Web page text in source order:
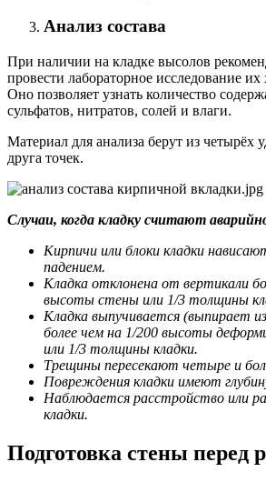
Анализ состава
При наличии на кладке высолов
провести лабораторное исследование их
Оно позволяет узнать количество
сульфатов, нитратов, солей и влаги.
Материал для анализа берут из четырёх
друга точек.
Случаи, когда кладку считают
Кирпичи или блоки кладки
падением.
Кладка отклонена от вертикали
высоты стены или 1/3 толщины
Кладка выпучивается (выпирает
более чем на 1/200 высоты
или 1/3 толщины кладки.
Трещины пересекают четыре и
Повреждения кладки имеют
Наблюдается расстройство или
кладки.
Подготовка стены перед